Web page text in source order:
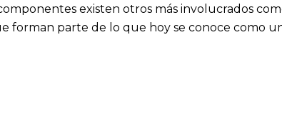
existen otros más involucrados
forman parte de lo que hoy se conoce como